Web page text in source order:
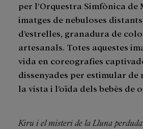
per l’Orquestra Simfònica de
imatges de nebuloses
d’estrelles, granadura de
artesanals. Totes aquestes
vida en coreografies
dissenyades per estimular de
la vista i l’oïda dels bebès de 0
Kiru i el misteri de la Lluna perduda